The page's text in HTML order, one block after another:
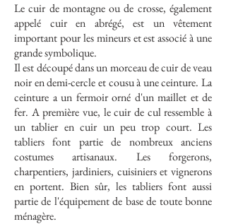
Le cuir de montagne ou de crosse, également
appelé cuir en abrégé, est un vêtement
important pour les mineurs et est associé à une
grande symbolique.
Il est découpé dans un morceau de cuir de veau
noir en demi-cercle et cousu à une ceinture. La
ceinture a un fermoir orné d'un maillet et de
fer. A première vue, le cuir de cul ressemble à
un tablier en cuir un peu trop court. Les
tabliers font partie de nombreux anciens
costumes artisanaux. Les forgerons,
charpentiers, jardiniers, cuisiniers et vignerons
en portent. Bien sûr, les tabliers font aussi
partie de l'équipement de base de toute bonne
ménagère.